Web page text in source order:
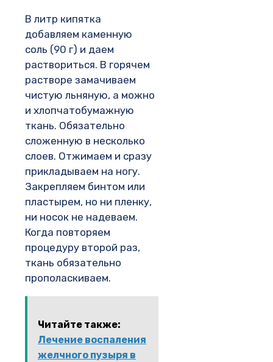
В литр кипятка
добавляем каменную
соль (90 г) и даем
раствориться. В горячем
растворе замачиваем
чистую льняную, а можно
и хлопчатобумажную
ткань. Обязательно
сложенную в несколько
слоев. Отжимаем и сразу
прикладываем на ногу.
Закрепляем бинтом или
пластырем, но ни пленку,
ни носок не надеваем.
Когда повторяем
процедуру второй раз,
ткань обязательно
прополаскиваем.
Читайте также:
Лечение воспаления
желчного пузыря в